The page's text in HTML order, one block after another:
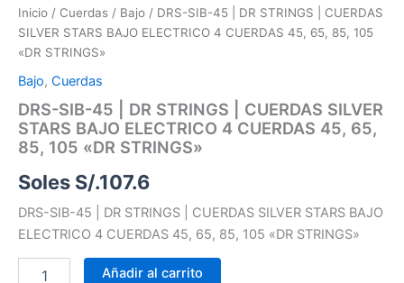
Inicio / Cuerdas / Bajo / DRS-SIB-45 | DR STRINGS | CUERDAS
SILVER STARS BAJO ELECTRICO 4 CUERDAS 45, 65, 85, 105
«DR STRINGS»
Bajo, Cuerdas
DRS-SIB-45 | DR STRINGS | CUERDAS SILVER
STARS BAJO ELECTRICO 4 CUERDAS 45, 65,
85, 105 «DR STRINGS»
Soles S/.107.6
DRS-SIB-45 | DR STRINGS | CUERDAS SILVER STARS BAJO
ELECTRICO 4 CUERDAS 45, 65, 85, 105 «DR STRINGS»
Añadir al carrito